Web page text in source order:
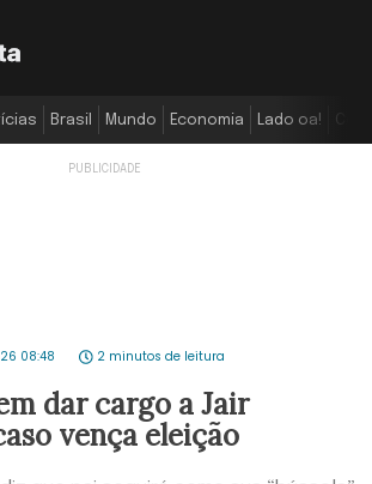
Brasil Mundo Economia Lado oa!
08:48 2 minutos de leitura
dar cargo a Jair
vença eleição